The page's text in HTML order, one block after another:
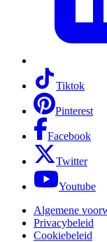
Tiktok
Pinterest
Facebook
Twitter
Youtube
Algemene
Privacybeleid
Cookiebeleid